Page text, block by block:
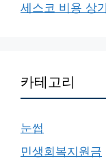
세스코 비용 상
카테고리
눈썹
민생회복지원금